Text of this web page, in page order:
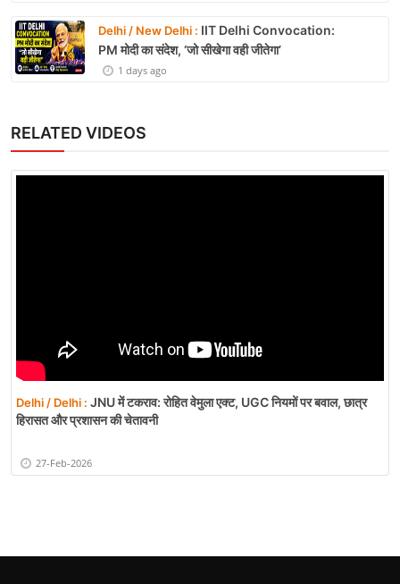
Delhi / New Delhi : IIT Delhi Convocation:
PM मोदी का संदेश, ‘जो सीखेगा वही जीतेगा’
1 days ago
RELATED VIDEOS
Delhi / Delhi : JNU में टकराव: रोहित वेमुला एक्ट, UGC नियमों पर बवाल, छात्र
हिरासत और प्रशासन की चेतावनी
27-Feb-2026